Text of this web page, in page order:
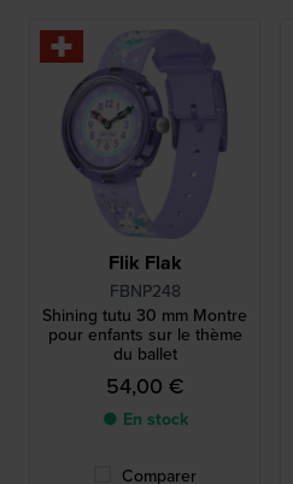
Flik Flak
FBNP248
Shining tutu 30 mm Montre
pour enfants sur le thème
du ballet
54,00 €
● En stock
Comparer